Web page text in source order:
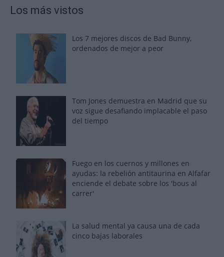
Los más vistos
Los 7 mejores discos de Bad Bunny,
ordenados de mejor a peor
Tom Jones demuestra en Madrid que su
voz sigue desafiando implacable el paso
del tiempo
Fuego en los cuernos y millones en
ayudas: la rebelión antitaurina en Alfafar
enciende el debate sobre los 'bous al
carrer'
La salud mental ya causa una de cada
cinco bajas laborales